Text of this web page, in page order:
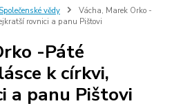
Společenské vědy
Vácha, Marek Orko -
rovnici a panu Pištovi
-Páté
k církvi,
a panu Pištovi